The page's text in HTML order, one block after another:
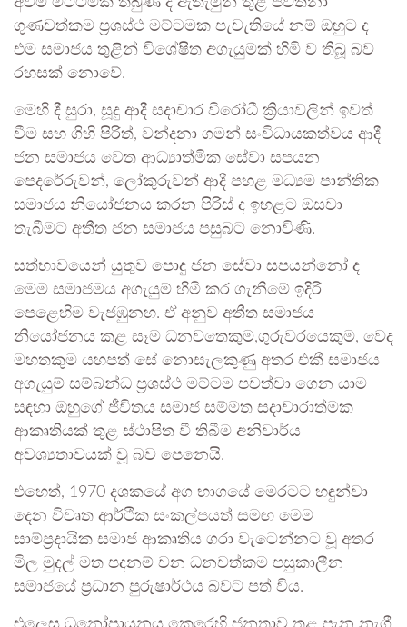
ගුණවත්කම ප්‍රශස්ථ මට්ටමක පැවැතියේ නම් ඔහුට ද
එම සමාජය තුළින් විශේෂිත අගැයුමක් හිමි ව තිබූ බව
රහසක් නොවේ.
මෙහි දී සුරා, සූදු ආදී සදාචාර විරෝධී ක්‍රියාවලින් ඉවත්
වීම සහ ගිහි පිරිත්, වන්දනා ගමන් සංවිධායකත්වය ආදී
ජන සමාජය වෙත ආධ්‍යාත්මික සේවා සපයන
පෙදරේරුවන්, ලෝකුරුවන් ආදී පහළ මධ්‍යම පාන්තික
සමාජය නියෝජනය කරන පිරිස් ද ඉහළට ඔසවා
තැබීමට අතීත ජන සමාජය පසුබට නොවිණි.
සත්භාවයෙන් යුතුව පොදු ජන සේවා සපයන්නෝ ද
මෙම සමාජමය අගැයුම් හිමි කර ගැනීමේ ඉදිරි
පෙළෙහිම වැජඹුනහ. ඒ අනුව අතීත සමාජය
නියෝජනය කළ සෑම ධනවතෙකුම,ගුරුවරයෙකුම, වෙද
මහතකුම යහපත් සේ නොසැලකුණු අතර එකී සමාජය
අගැයුම් සම්බන්ධ ප්‍රශස්ථ මට්ටම පවත්වා ගෙන යාම
සඳහා ඔහුගේ ජීවිතය සමාජ සම්මත සදාචාරාත්මක
ආකෘතියක් තුළ ස්ථාපිත වී තිබීම අනිවාර්ය
අවශ්‍යතාවයක් වූ බව පෙනෙයි.
එහෙත්, 1970 දශකයේ අග භාගයේ මෙරටට හඳුන්වා
දෙන විවෘත ආර්ථික සංකල්පයත් සමඟ මෙම
සාම්ප්‍රදායික සමාජ ආකෘතිය ගරා වැටෙන්නට වූ අතර
මිල මුදල් මත පදනම් වන ධනවත්කම පසුකාලීන
සමාජයේ ප්‍රධාන පුරුෂාර්ථය බවට පත් විය.